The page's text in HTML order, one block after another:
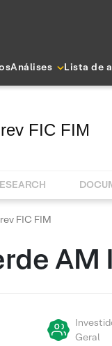
Análises Lista de
FIC FIM
FIC FIM
AM
Geral